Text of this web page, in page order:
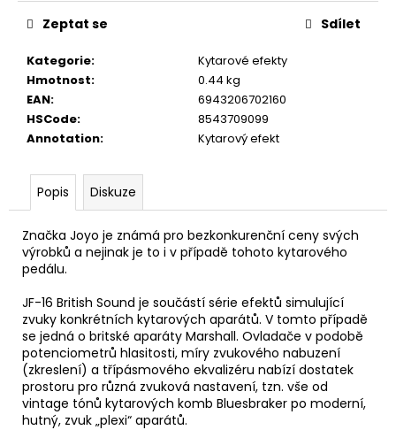
Kategorie:
Kytarové efekty
Hmotnost:
0.44 kg
EAN:
6943206702160
HSCode:
8543709099
Annotation: Kytarový efekt
Zeptat se Sdílet
Popis Diskuze
Značka Joyo je známá pro bezkonkurenční ceny svých
výrobků a nejinak je to i v případě tohoto kytarového
pedálu.
JF-16 British Sound je součástí série efektů simulující
zvuky konkrétních kytarových aparátů. V tomto případě
se jedná o britské aparáty Marshall. Ovladače v podobě
potenciometrů hlasitosti, míry zvukového nabuzení
(zkreslení) a třípásmového ekvalizéru nabízí dostatek
prostoru pro různá zvuková nastavení, tzn. vše od
vintage tónů kytarových komb Bluesbraker po moderní,
hutný, zvuk „plexi“ aparátů.
č
e
m
e
TOKAI
CAT'S
EYES
DREADNOUGHT
CE62
AKUSTICKÁ
KYTARA
600
Kč